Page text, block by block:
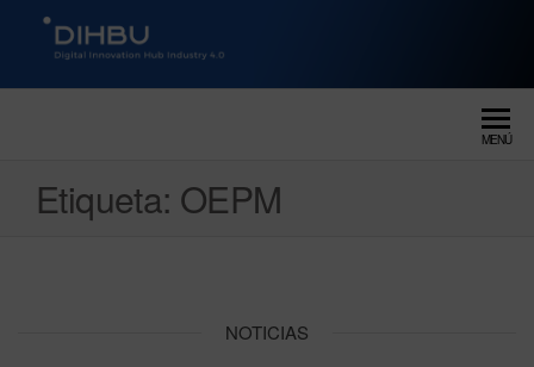
DIGITAL INNOVATION HUB
MENÚ
Etiqueta: OEPM
NOTICIAS